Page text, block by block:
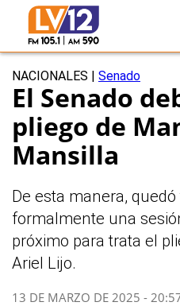
NACIONALES Senado
El Senado
pliego de
Mansilla
De esta manera,
formalmente una
próximo para trata el
Ariel Lijo.
13 DE MARZO DE 2025 -